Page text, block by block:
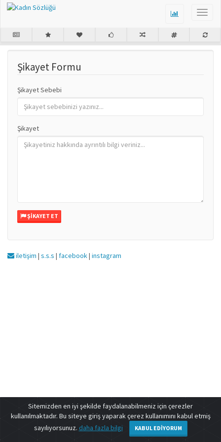
Sitemizden en iyi şekilde faydalanabilmeniz için çerezler
kullanılmaktadır. Bu siteye giriş yaparak çerez kullanımını kabul etmiş
sayılıyorsunuz. daha fazla bilgi KABUL EDIYORUM
Şikayet Formu
Şikayet Sebebi
Şikayet
ŞIKAYET ET
iletişim | s.s.s | facebook| instagram